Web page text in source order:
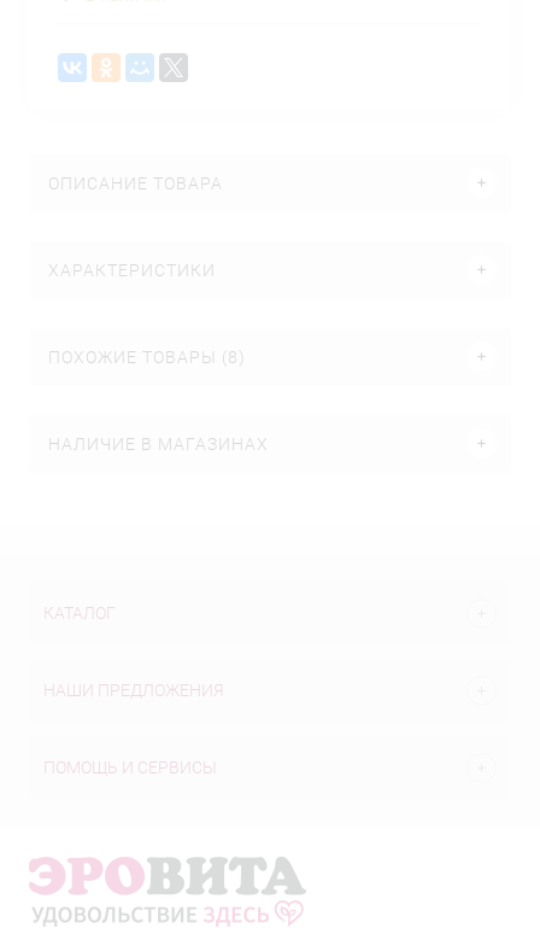
ОПИСАНИЕ ТОВАРА
ХАРАКТЕРИСТИКИ
ПОХОЖИЕ ТОВАРЫ (8)
НАЛИЧИЕ В МАГАЗИНАХ
КАТАЛОГ
НАШИ ПРЕДЛОЖЕНИЯ
ПОМОЩЬ И СЕРВИСЫ